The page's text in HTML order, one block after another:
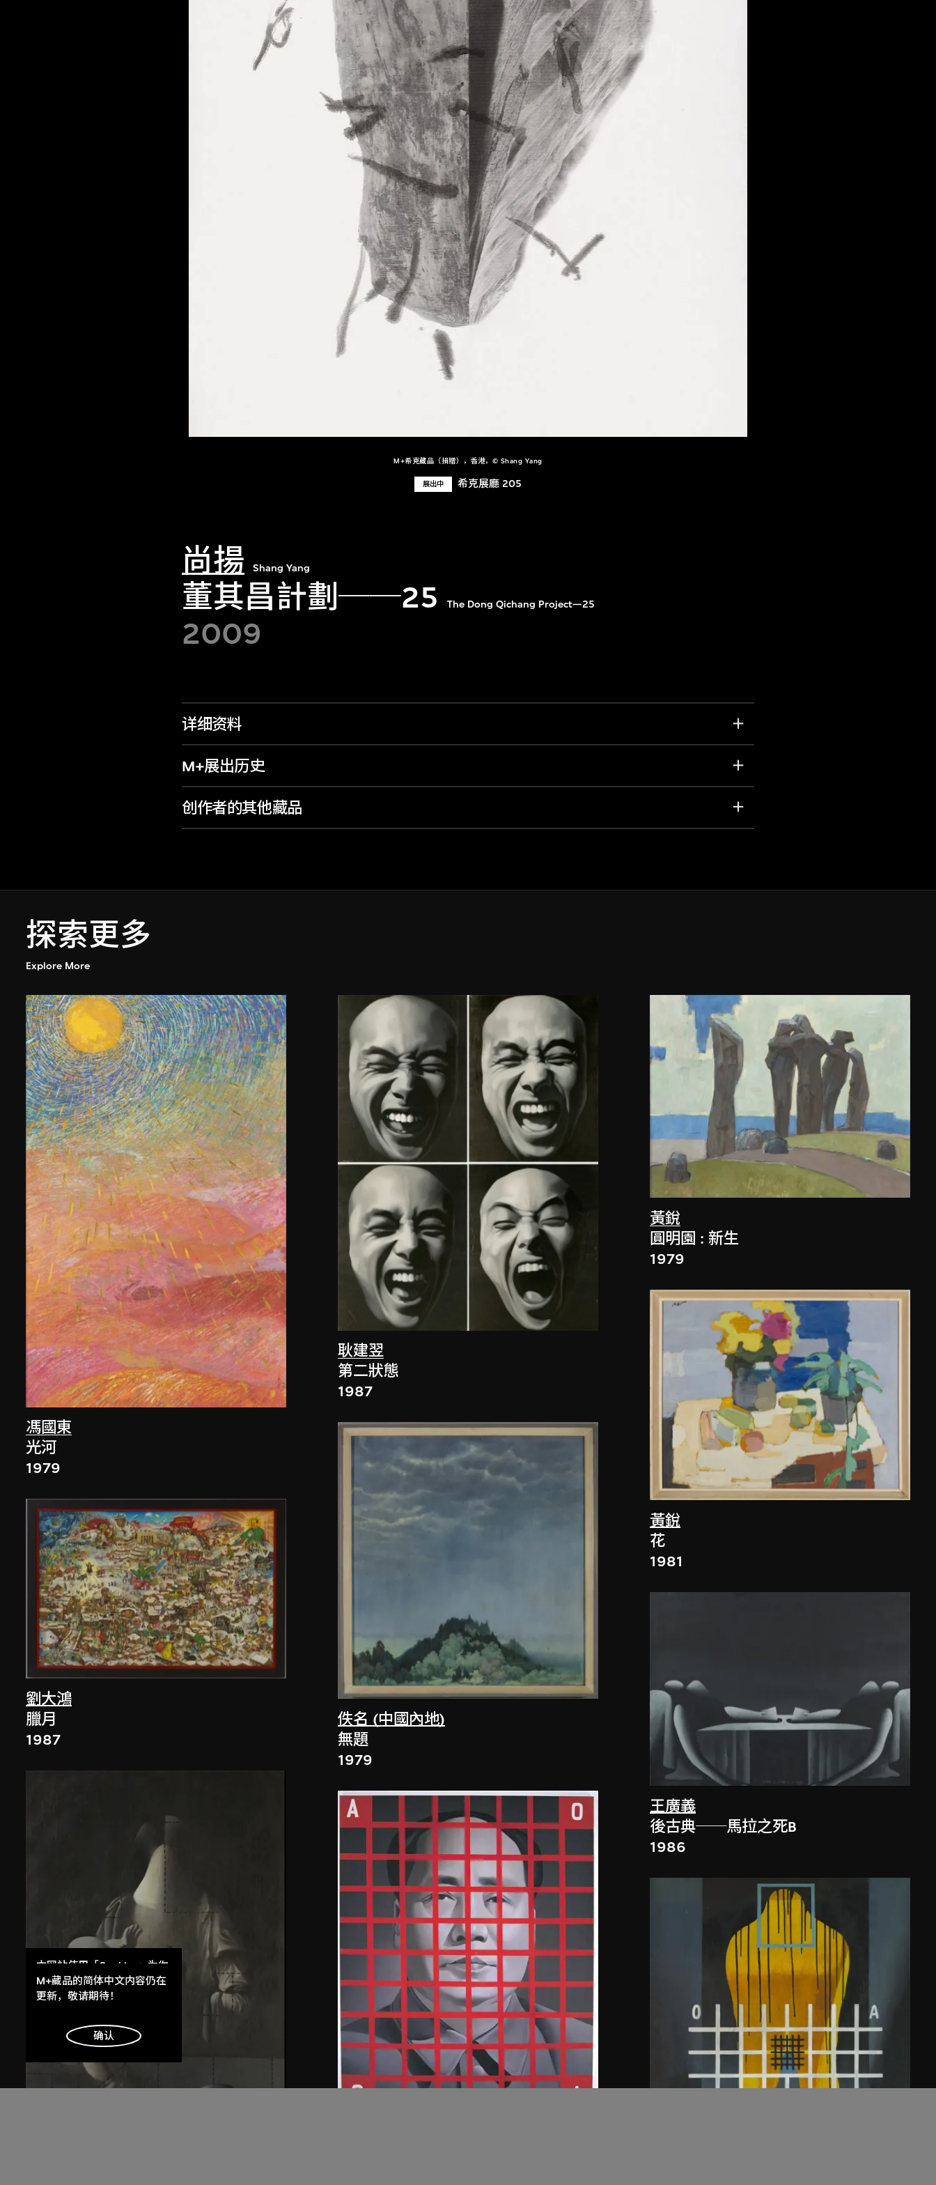
M+希克藏品（捐贈），香港，© Shang Yang
展出中 希克展廳 205
尚揚 Shang Yang
董其昌計劃──25 The Dong Qichang Project—25
2009
详细资料
M+展出历史
创作者的其他藏品
探索更多
Explore More
馮國東
光河
1979
劉大鴻
臘月
1987
耿建翌
第二狀態
1987
佚名 (中國內地)
無題
1979
黃銳
圓明園 : 新生
1979
黃銳
花
1981
王廣義
後古典──馬拉之死B
1986
本网站使用「Cookies」为你
提供最好的网站体验。
了解更多
明白
M+藏品的简体中文内容仍在
更新，敬请期待！
确认